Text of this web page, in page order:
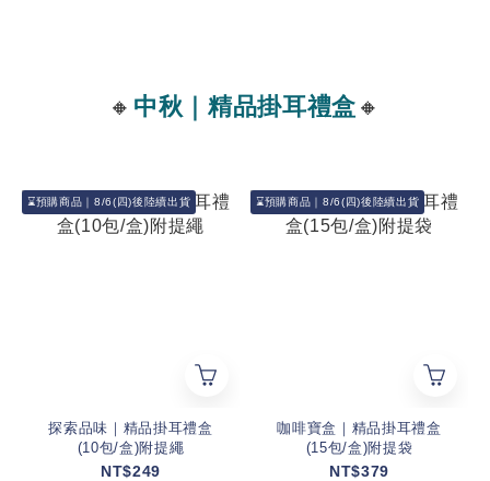
🔸 中秋｜精品掛耳禮盒 🔸
⌛預購商品｜8/6(四)後陸續出貨
探索品味｜精品掛耳禮盒
(10包/盒)附提繩
NT$249
⌛預購商品｜8/6(四)後陸續出貨
咖啡寶盒｜精品掛耳禮盒
(15包/盒)附提袋
NT$379